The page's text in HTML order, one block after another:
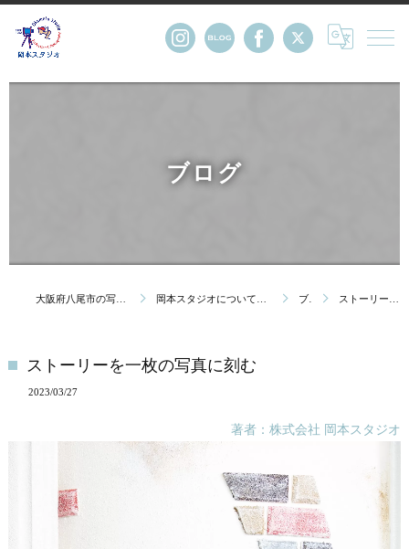
ブログ
大阪府八尾市の写真館・株式会社岡本スタジオ 岡本スタジオについて｜創業123年 大阪府八尾市の写真館 ブログ ストーリーを一枚の写真に刻む
ストーリーを一枚の写真に刻む
2023/03/27
著者：株式会社 岡本スタジオ